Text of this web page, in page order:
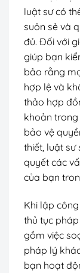
luật sư có
suôn sẻ và
đủ. Đối với
giúp bạn
bảo rằng
hợp lệ và
thảo hợp
khoản
bảo vệ
thiết, luật sư
quyết các
của bạn
Khi lập
thủ tục
gồm việc
pháp lý
bạn hoạt